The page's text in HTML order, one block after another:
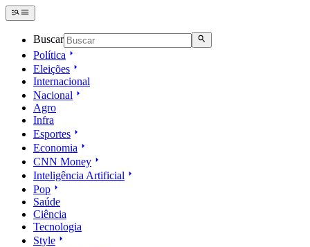
Buscar
Política
Eleições
Internacional
Nacional
Agro
Infra
Esportes
Economia
CNN Money
Inteligência Artificial
Pop
Saúde
Ciência
Tecnologia
Style